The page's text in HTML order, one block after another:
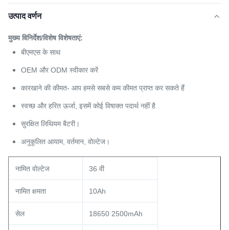
उत्पाद वर्णन
मुख्य विनिर्देश/विशेष विशेषताएं:
बीएमएस के साथ
OEM और ODM स्वीकार करें
कारखाने की कीमत- आप हमसे सबसे कम कीमत प्राप्त कर सकते हैं
स्वच्छ और हरित ऊर्जा, इसमें कोई विषाक्त पदार्थ नहीं है
सुरक्षित लिथियम बैटरी।
अनुकूलित आयाम, वर्तमान, वोल्टेज।
नामित वोल्टेज 36 वी
नामित क्षमता 10Ah
सेल 18650 2500mAh